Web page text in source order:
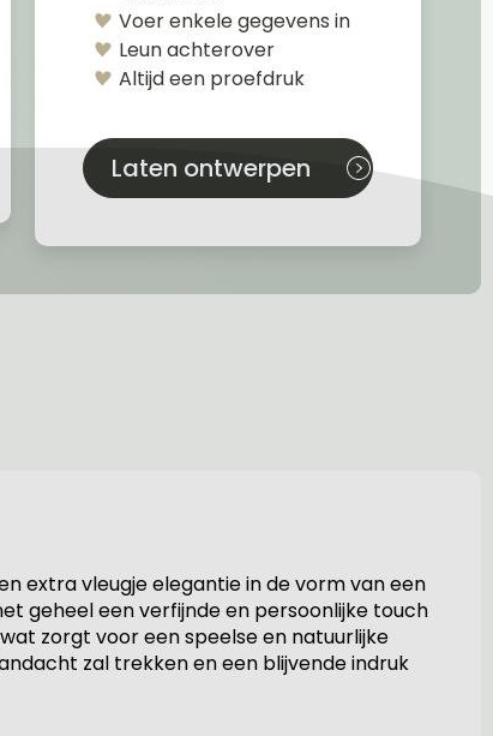
Voer enkele gegevens in
Leun achterover
Altijd een proefdruk
Laten ontwerpen
extra vleugje elegantie in de vorm van een
geheel een verfijnde en persoonlijke touch
zorgt voor een speelse en natuurlijke
zal trekken en een blijvende indruk